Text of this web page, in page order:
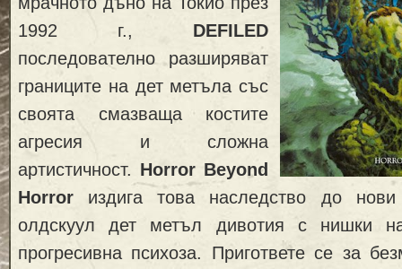
1992 г., DEFILED
последователно разширяват
границите на дет метъла със
своята смазваща костите
агресия и сложна
артистичност. Horror Beyond
Horror издига това наследство до нови
олдскуул дет метъл дивотия с нишки
прогресивна психоза.
Пригответе се за